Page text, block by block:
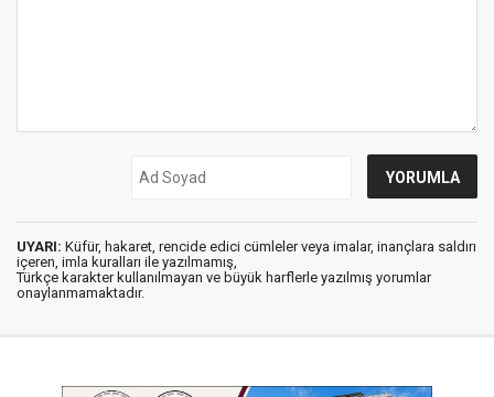
UYARI: Küfür, hakaret, rencide edici cümleler veya imalar, inançlara saldırı
içeren, imla kuralları ile yazılmamış,
Türkçe karakter kullanılmayan ve büyük harflerle yazılmış yorumlar
onaylanmamaktadır.